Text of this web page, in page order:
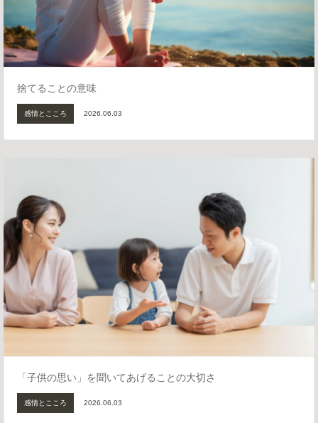
捨てることの意味
感情とこころ 2026.06.03
「子供の思い」を聞いてあげることの大切さ
感情とこころ 2026.06.03